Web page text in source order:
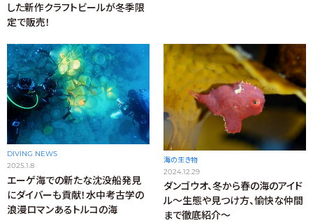
した新作クラフトビールが冬季限
定で販売！
DIVING NEWS
2025.1.8
エーゲ海での新たな沈没船発見
にダイバーも貢献！水中考古学の
浪漫ロマンあるトルコの海
海の生き物
2024.12.29
ダンゴウオ、冬から春の海のアイド
ル～生態や見つけ方、愉快な仲間
まで徹底紹介～